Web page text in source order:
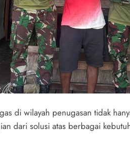
di wilayah penugasan tidak
dari solusi atas berbagai